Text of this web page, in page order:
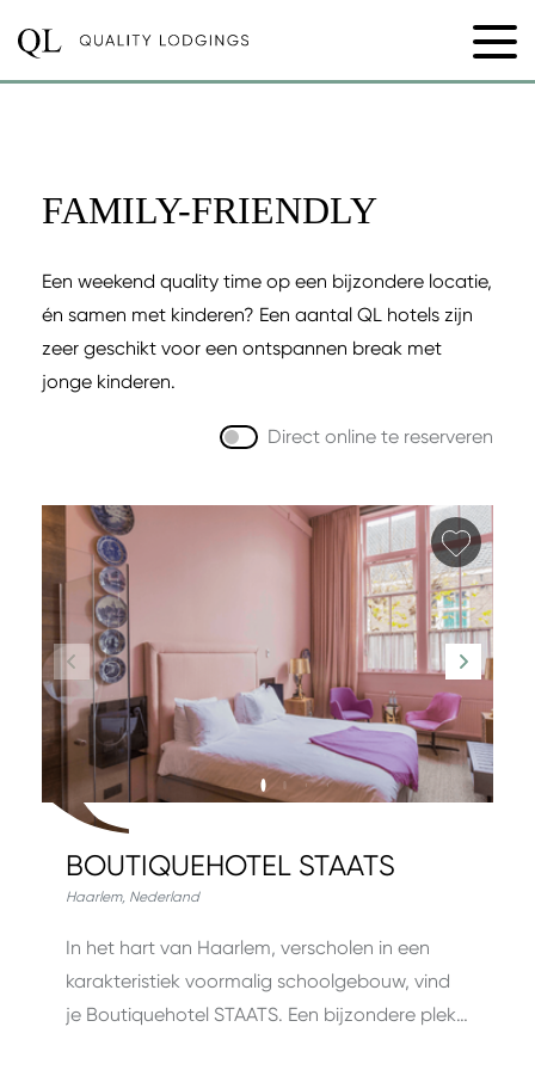
FAMILY-FRIENDLY
Een weekend quality time op een bijzondere locatie,
én samen met kinderen? Een aantal QL hotels zijn
zeer geschikt voor een ontspannen break met
jonge kinderen.
Direct online te reserveren
BOUTIQUEHOTEL STAATS
Haarlem, Nederland
In het hart van Haarlem, verscholen in een
karakteristiek voormalig schoolgebouw, vind
je Boutiquehotel STAATS. Een bijzondere plek…